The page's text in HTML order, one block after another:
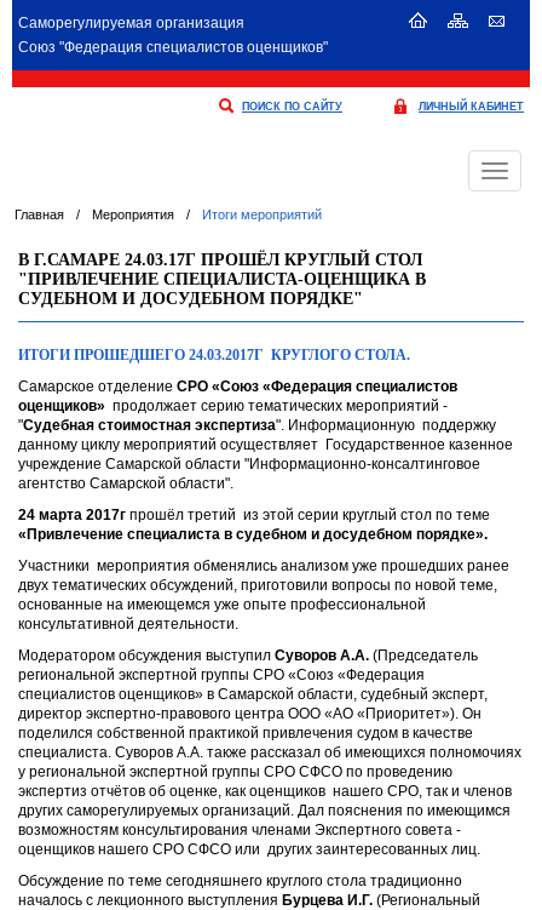
Саморегулируемая организация
Союз "Федерация специалистов оценщиков"
ПОИСК ПО САЙТУ ЛИЧНЫЙ КАБИНЕТ
Меню
Главная / Мероприятия / Итоги мероприятий
В Г.САМАРЕ 24.03.17Г ПРОШЁЛ КРУГЛЫЙ СТОЛ
"ПРИВЛЕЧЕНИЕ СПЕЦИАЛИСТА-ОЦЕНЩИКА В
СУДЕБНОМ И ДОСУДЕБНОМ ПОРЯДКЕ"
ИТОГИ ПРОШЕДШЕГО 24.03.2017Г КРУГЛОГО СТОЛА.
Самарское отделение СРО «Союз «Федерация специалистов
оценщиков» продолжает серию тематических мероприятий -
"Судебная стоимостная экспертиза". Информационную поддержку
данному циклу мероприятий осуществляет Государственное казенное
учреждение Самарской области "Информационно-консалтинговое
агентство Самарской области".
24 марта 2017г прошёл третий из этой серии круглый стол по теме
«Привлечение специалиста в судебном и досудебном порядке».
Участники мероприятия обменялись анализом уже прошедших ранее
двух тематических обсуждений, приготовили вопросы по новой теме,
основанные на имеющемся уже опыте профессиональной
консультативной деятельности.
Модератором обсуждения выступил Суворов А.А. (Председатель
региональной экспертной группы СРО «Союз «Федерация
специалистов оценщиков» в Самарской области, судебный эксперт,
директор экспертно-правового центра ООО «АО «Приоритет»). Он
поделился собственной практикой привлечения судом в качестве
специалиста. Суворов А.А. также рассказал об имеющихся полномочиях
у региональной экспертной группы СРО СФСО по проведению
экспертиз отчётов об оценке, как оценщиков нашего СРО, так и членов
других саморегулируемых организаций. Дал пояснения по имеющимся
возможностям консультирования членами Экспертного совета -
оценщиков нашего СРО СФСО или других заинтересованных лиц.
Обсуждение по теме сегодняшнего круглого стола традиционно
началось с лекционного выступления Бурцева И.Г. (Региональный